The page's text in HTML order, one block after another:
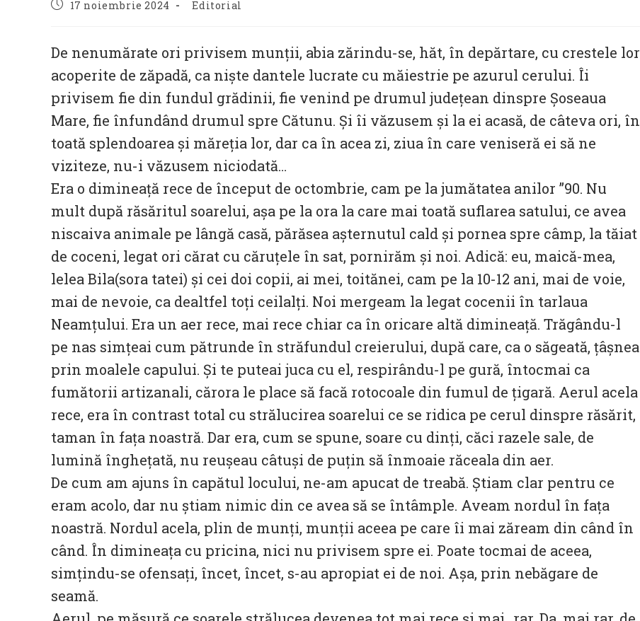
Post17 noiembrie 2024
Post
Editorial
De nenumărate ori privisem munții, abia zărindu-se, hăt, în depărtare, cu crestele lor
acoperite de zăpadă, ca niște dantele lucrate cu măiestrie pe azurul cerului. Îi
privisem fie din fundul grădinii, fie venind pe drumul județean dinspre Șoseaua
Mare, fie înfundând drumul spre Cătunu. Și îi văzusem și la ei acasă, de câteva ori, în
toată splendoarea și măreția lor, dar ca în acea zi, ziua în care veniseră ei să ne
viziteze, nu-i văzusem niciodată…
Era o dimineață rece de început de octombrie, cam pe la jumătatea anilor ”90. Nu
mult după răsăritul soarelui, așa pe la ora la care mai toată suflarea satului, ce avea
niscaiva animale pe lângă casă, părăsea așternutul cald și pornea spre câmp, la tăiat
de coceni, legat ori cărat cu căruțele în sat, pornirăm și noi. Adică: eu, maică-mea,
lelea Bila(sora tatei) și cei doi copii, ai mei, toitănei, cam pe la 10-12 ani, mai de voie,
mai de nevoie, ca dealtfel toți ceilalți. Noi mergeam la legat cocenii în tarlaua
Neamțului. Era un aer rece, mai rece chiar ca în oricare altă dimineață. Trăgându-l
pe nas simțeai cum pătrunde în străfundul creierului, după care, ca o săgeată, țâșnea
prin moalele capului. Și te puteai juca cu el, respirându-l pe gură, întocmai ca
fumătorii artizanali, cărora le place să facă rotocoale din fumul de țigară. Aerul acela
rece, era în contrast total cu strălucirea soarelui ce se ridica pe cerul dinspre răsărit,
taman în fața noastră. Dar era, cum se spune, soare cu dinți, căci razele sale, de
lumină înghețată, nu reușeau câtuși de puțin să înmoaie răceala din aer.
De cum am ajuns în capătul locului, ne-am apucat de treabă. Știam clar pentru ce
eram acolo, dar nu știam nimic din ce avea să se întâmple. Aveam nordul în fața
noastră. Nordul acela, plin de munți, munții aceea pe care îi mai zăream din când în
când. În dimineața cu pricina, nici nu privisem spre ei. Poate tocmai de aceea,
simțindu-se ofensați, încet, încet, s-au apropiat ei de noi. Așa, prin nebăgare de
seamă.